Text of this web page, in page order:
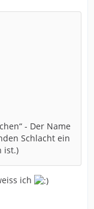
- Der Name
Schlacht ein
ist.)
ich